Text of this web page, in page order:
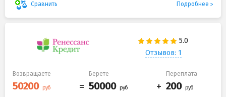
Сравнить Подробнее
Отзывов: 1
Возвращаете Берете Переплата